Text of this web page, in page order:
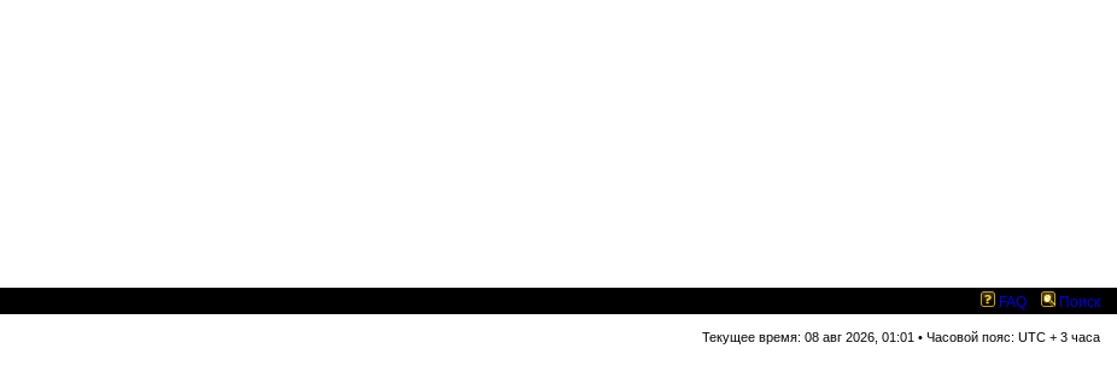
FAQ Поиск
Текущее время: 08 авг 2026, 01:01 • Часовой пояс: UTC + 3 часа